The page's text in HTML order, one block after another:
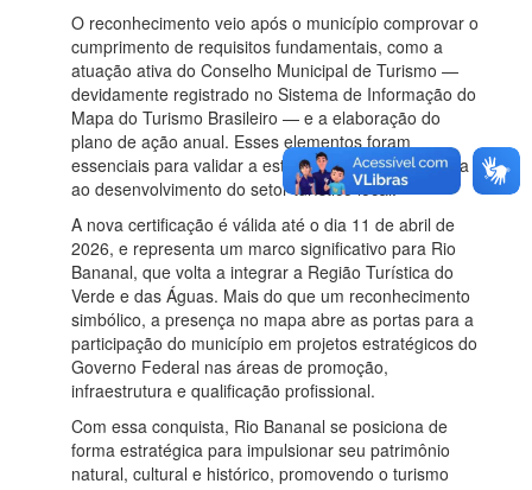
O reconhecimento veio após o município comprovar o
cumprimento de requisitos fundamentais, como a
atuação ativa do Conselho Municipal de Turismo —
devidamente registrado no Sistema de Informação do
Mapa do Turismo Brasileiro — e a elaboração do
plano de ação anual. Esses elementos foram
essenciais para validar a estrutura de gestão voltada
ao desenvolvimento do setor turístico local.
A nova certificação é válida até o dia 11 de abril de
2026, e representa um marco significativo para Rio
Bananal, que volta a integrar a Região Turística do
Verde e das Águas. Mais do que um reconhecimento
simbólico, a presença no mapa abre as portas para a
participação do município em projetos estratégicos do
Governo Federal nas áreas de promoção,
infraestrutura e qualificação profissional.
Com essa conquista, Rio Bananal se posiciona de
forma estratégica para impulsionar seu patrimônio
natural, cultural e histórico, promovendo o turismo